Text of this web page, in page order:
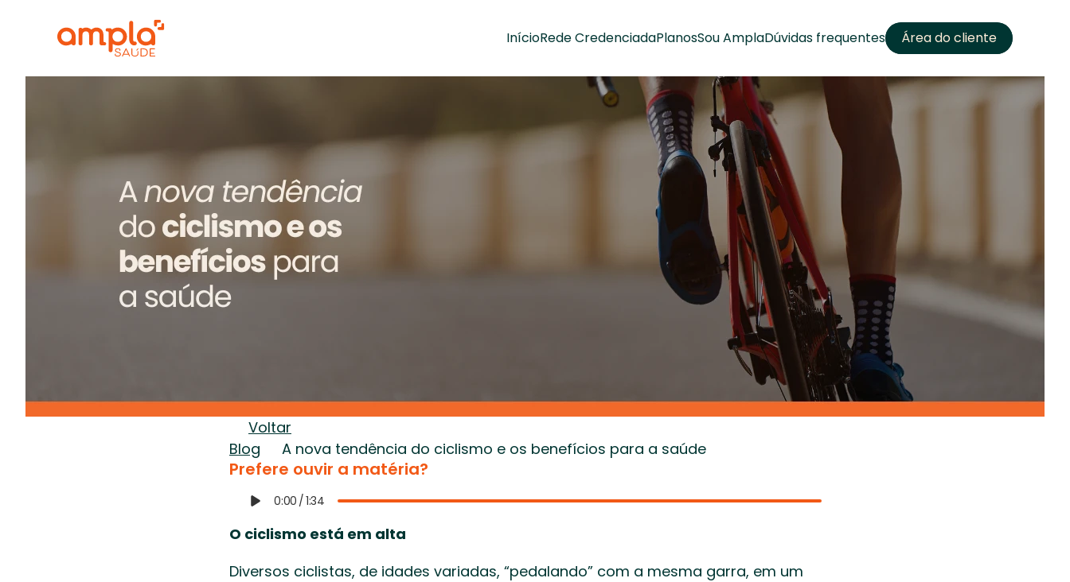
InícioRede CredenciadaPlanosSou AmplaDúvidas frequentes Área do cliente
Voltar
Blog
A nova tendência do ciclismo e os benefícios para a saúde
Prefere ouvir a matéria?
0:00 /1:34
O ciclismo está em alta
Diversos ciclistas, de idades variadas, “pedalando” com a mesma garra, em um